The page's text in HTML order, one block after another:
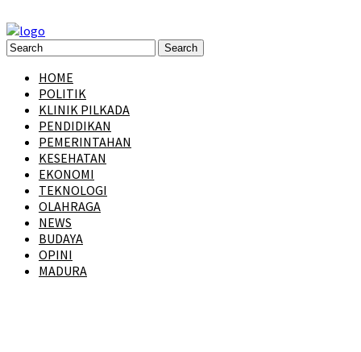
HOME
POLITIK
KLINIK PILKADA
PENDIDIKAN
PEMERINTAHAN
KESEHATAN
EKONOMI
TEKNOLOGI
OLAHRAGA
NEWS
BUDAYA
OPINI
MADURA